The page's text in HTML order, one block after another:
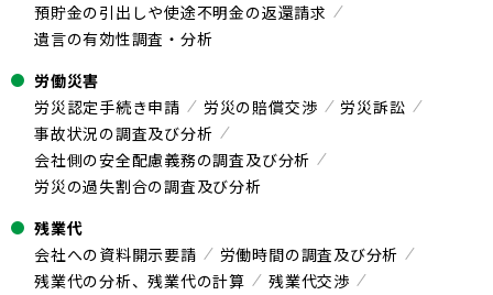
預貯金の引出しや使途不明金の返還請求
遺言の有効性調査・分析
労働災害
労災認定手続き申請
労災の賠償交渉
労災訴訟
事故状況の調査及び分析
会社側の安全配慮義務の調査及び分析
労災の過失割合の調査及び分析
残業代
会社への資料開示要請
労働時間の調査及び分析
残業代の分析、残業代の計算
残業代交渉